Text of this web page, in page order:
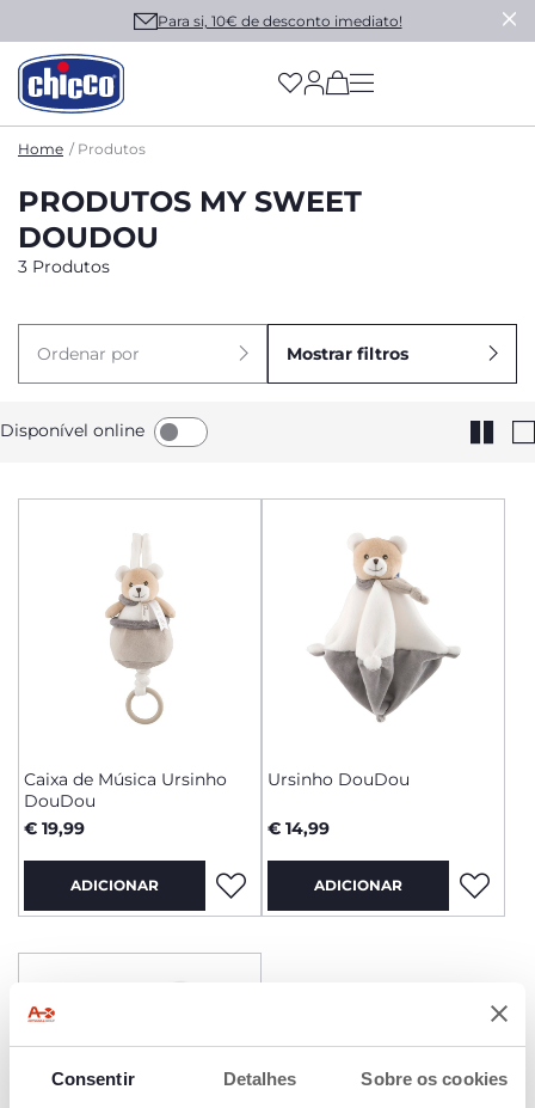
Consentir Detalhes Sobre os cookies
Para si, 10€ de desconto imediato!
(has more options
Home Produtos
PRODUTOS MY SWEET
DOUDOU
3 Produtos
Ordenar por Mostrar filtros
Disponível online
Caixa de Música Ursinho
DouDou
€ 19,99
ADICIONAR
Ursinho DouDou
€ 14,99
ADICIONAR